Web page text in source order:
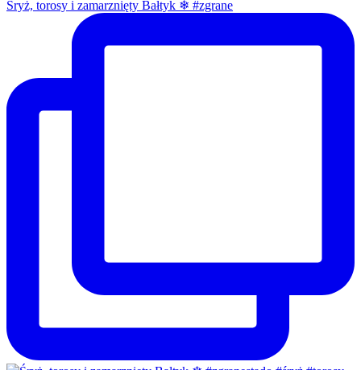
Śryż, torosy i zamarznięty Bałtyk ❄ #zgrane